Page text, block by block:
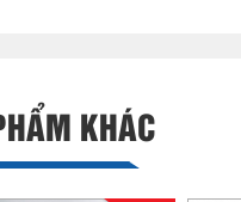
KHÁC